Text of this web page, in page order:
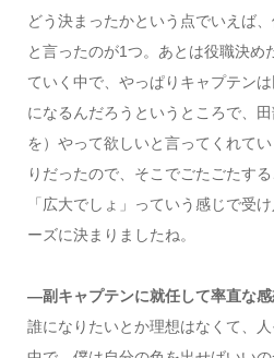
どう決まったかという点でいえば
と言ったのが1つ。あとは役職決め
ていく中で、やっぱりキャプテン
になるんだろうというところで、
を）やって欲しいと言ってくれて
りだったので、そこでごたごたす
「広大でしょ」っていう感じで受
ーズに決まりましたね。
―副キャプテンに就任して率直な
誰になりたいとか理想はなくて、